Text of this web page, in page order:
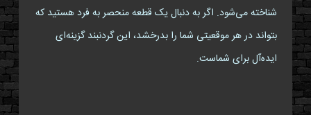
شناخته می‌شود. اگر به دنبال یک قطعه منحصر به فرد هستید که
بتواند در هر موقعیتی شما را بدرخشد، این گردنبند گزینه‌ای
ایده‌آل برای شماست.